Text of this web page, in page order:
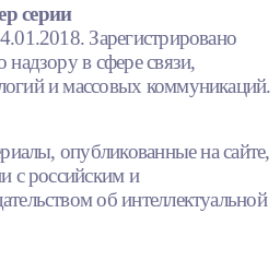
серии
Зарегистрировано
в сфере связи,
и массовых коммуникаций.
опубликованные на сайте,
с российским и
об интеллектуальной